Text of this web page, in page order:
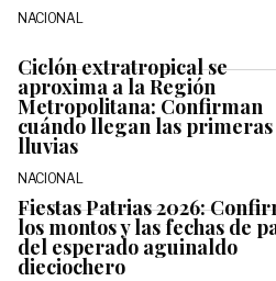
NACIONAL
Ciclón extratropical se
aproxima a la Región
Metropolitana: Confirman
cuándo llegan las primeras
lluvias
NACIONAL
Fiestas Patrias 2026:
los montos y las fechas de
del esperado aguinaldo
dieciochero